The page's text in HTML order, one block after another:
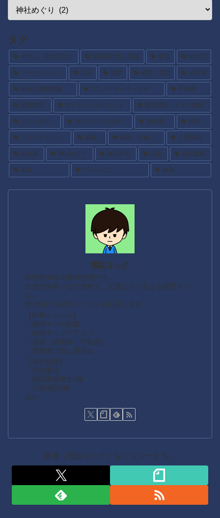
タグ
ホテル・宿の口コミ 源泉掛け流し温泉 東北 旅行記
ワーケーション 九州 副業 経理・簿記 米国株
お金の基礎知識 ブログ・ライティング 不動産
資産防衛 マリオットボンヴォイ 家計節約・オトク情報
カフェ紹介 サクソバンク証券 北海道 節税
プログラミング 健康 転勤・引越し 人間関係
合氣道 神社めぐり 確定申告 大阪 仮想通貨
家庭 グロービス 食育
雪駄キック
経理歴18年の部長代理です。
お金の余裕＝心の余裕で、正直にモノ言える経理マン
に。
学び続ける経理パーソンを応援します！
【執筆ジャンル】
・経理マンの副業
・経理キャリアアップ
・投資（米国株・不動産）
・源泉掛け流し温泉♨️
【保有資格】
・行政書士
・建設業経理士1級
・日商簿記2級
ほか
著者（雪駄キック）をフォローする。